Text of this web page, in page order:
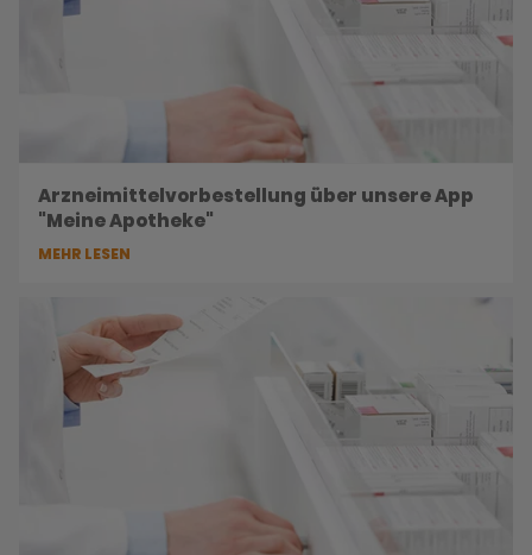
Arzneimittelvorbestellung über unsere App
"Meine Apotheke"
MEHR LESEN